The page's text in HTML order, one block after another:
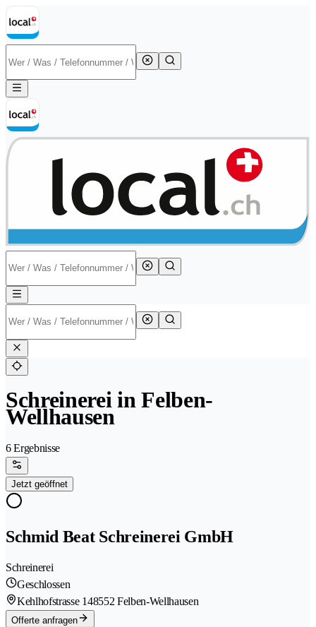
Schreinerei in Felben-
Wellhausen
6 Ergebnisse
Jetzt geöffnet
Schmid Beat Schreinerei GmbH
Schreinerei
Geschlossen
Kehlhofstrasse 148552 Felben-Wellhausen
Offerte anfragen